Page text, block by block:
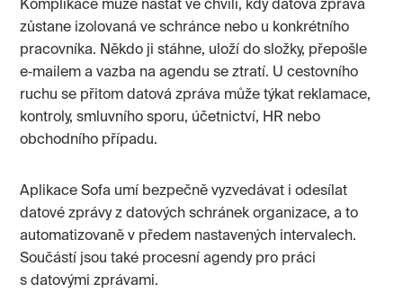
Komplikace může nastat ve chvíli, kdy datová zpráva
zůstane izolovaná ve schránce nebo u konkrétního
pracovníka. Někdo ji stáhne, uloží do složky, přepošle
e‑mailem a vazba na agendu se ztratí. U cestovního
ruchu se přitom datová zpráva může týkat reklamace,
kontroly, smluvního sporu, účetnictví, HR nebo
obchodního případu.
Aplikace Sofa umí bezpečně vyzvedávat i odesílat
datové zprávy z datových schránek organizace, a to
automatizovaně v předem nastavených intervalech.
Součástí jsou také procesní agendy pro práci
s datovými zprávami.